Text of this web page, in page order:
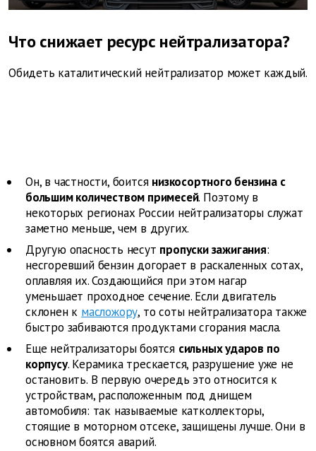
Что снижает ресурс нейтрализатора?
Обидеть каталитический нейтрализатор может каждый.
Он, в частности, боится низкосортного бензина с
большим количеством примесей. Поэтому в
некоторых регионах России нейтрализаторы служат
заметно меньше, чем в других.
Другую опасность несут пропуски зажигания:
несгоревший бензин догорает в раскаленных сотах,
оплавляя их. Создающийся при этом нагар
уменьшает проходное сечение. Если двигатель
склонен к масложору, то соты нейтрализатора также
быстро забиваются продуктами сгорания масла.
Еще нейтрализаторы боятся сильных ударов по
корпусу. Керамика трескается, разрушение уже не
остановить. В первую очередь это относится к
устройствам, расположенным под днищем
автомобиля: так называемые катколлекторы,
стоящие в моторном отсеке, защищены лучше. Они в
основном боятся аварий.